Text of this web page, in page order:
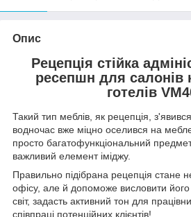
Опис
Рецепція стійка
ресепшн для салонів
готелів
Такий тип меблів, як рецепція,
водночас вже міцно оселився на
просто багатофункціональний
важливий елемент іміджу.
Правильно підібрана рецепція стане
офісу, але й допоможе висловити його
світ, задасть активний тон для
співпраці потенційних клієнтів!